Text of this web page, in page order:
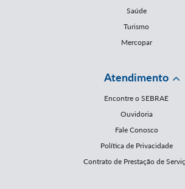
Saúde
Turismo
Mercopar
Atendimento
Encontre o SEBRAE
Ouvidoria
Fale Conosco
Política de Privacidade
Contrato de Prestação de